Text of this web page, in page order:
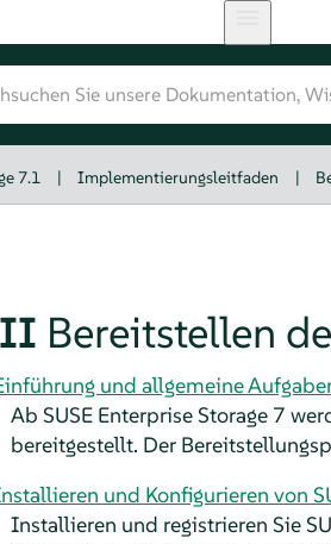
7.1 | Implementierungsleitfaden |
Bereitstellen
und allgemeine
Ab SUSE Enterprise Storage 7
bereitgestellt. Der
und Konfigurieren von
Installieren und registrieren Sie